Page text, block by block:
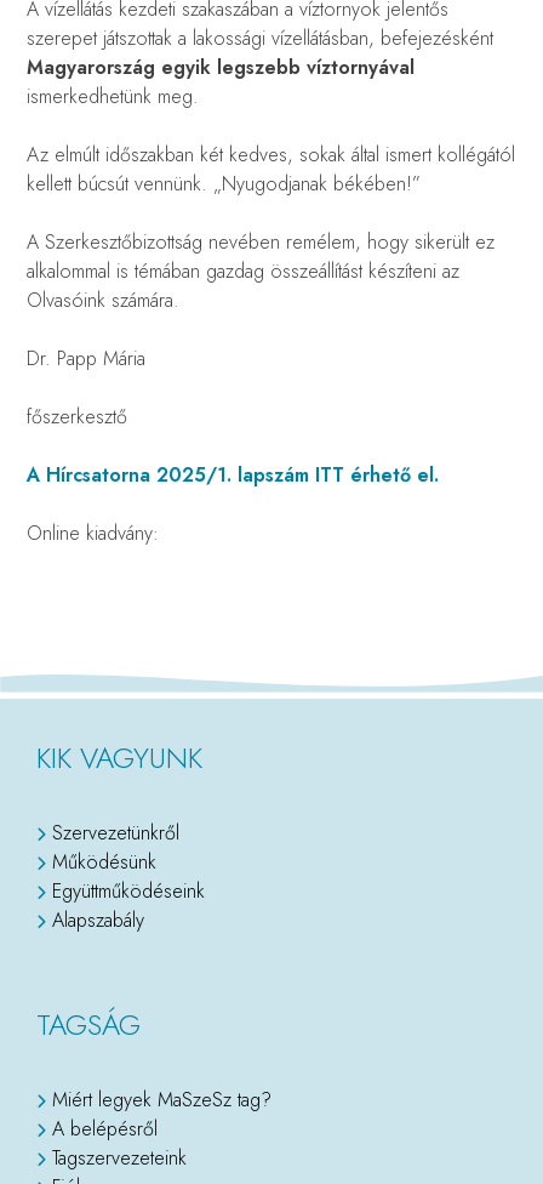
A vízellátás kezdeti szakaszában a víztornyok jelentős
szerepet játszottak a lakossági vízellátásban, befejezésként
Magyarország egyik legszebb víztornyával
ismerkedhetünk meg.
Az elmúlt időszakban két kedves, sokak által ismert kollégától
kellett búcsút vennünk. „Nyugodjanak békében!”
A Szerkesztőbizottság nevében remélem, hogy sikerült ez
alkalommal is témában gazdag összeállítást készíteni az
Olvasóink számára.
Dr. Papp Mária
főszerkesztő
A Hírcsatorna 2025/1. lapszám ITT érhető el.
Online kiadvány:
KIK VAGYUNK
Szervezetünkről
Működésünk
Együttműködéseink
Alapszabály
TAGSÁG
Miért legyek MaSzeSz tag?
A belépésről
Tagszervezeteink